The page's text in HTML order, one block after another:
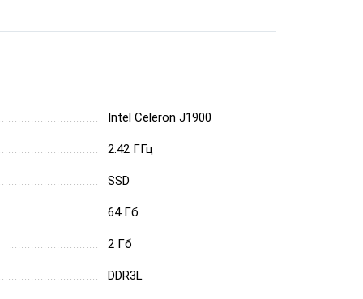
Intel Celeron J1900
2.42 ГГц
SSD
64 Гб
2 Гб
DDR3L